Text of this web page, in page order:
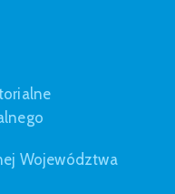
Województwa